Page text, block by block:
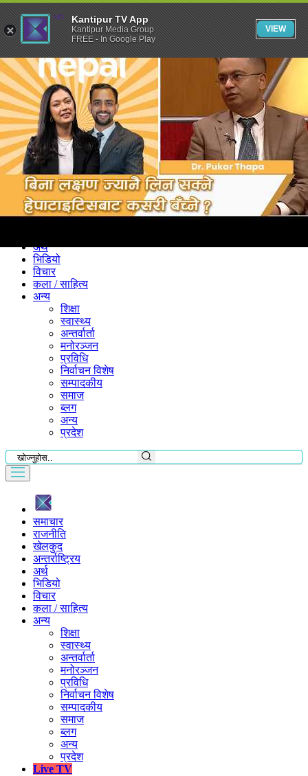
समाचार
राजनीति
अर्थ
भिडियो
विचार
कला / साहित्य
अन्य
शिक्षा
स्वास्थ्य
अन्तर्वार्ता
मनोरञ्जन
प्रविधि
निर्वाचन विशेष
सम्पादकीय
समाज
ब्लग
अन्य
प्रदेश
समाचार
राजनीति
खेलकुद
अन्तर्राष्ट्रिय
अर्थ
भिडियो
विचार
कला / साहित्य
अन्य
शिक्षा
स्वास्थ्य
अन्तर्वार्ता
मनोरञ्जन
प्रविधि
निर्वाचन विशेष
सम्पादकीय
समाज
ब्लग
अन्य
प्रदेश
Live TV
Kantipur TV App
Kantipur Media Group
FREE - In Google Play
VIEW